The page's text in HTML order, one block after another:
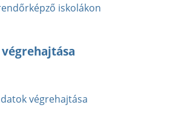
iskolákon
végrehajtása